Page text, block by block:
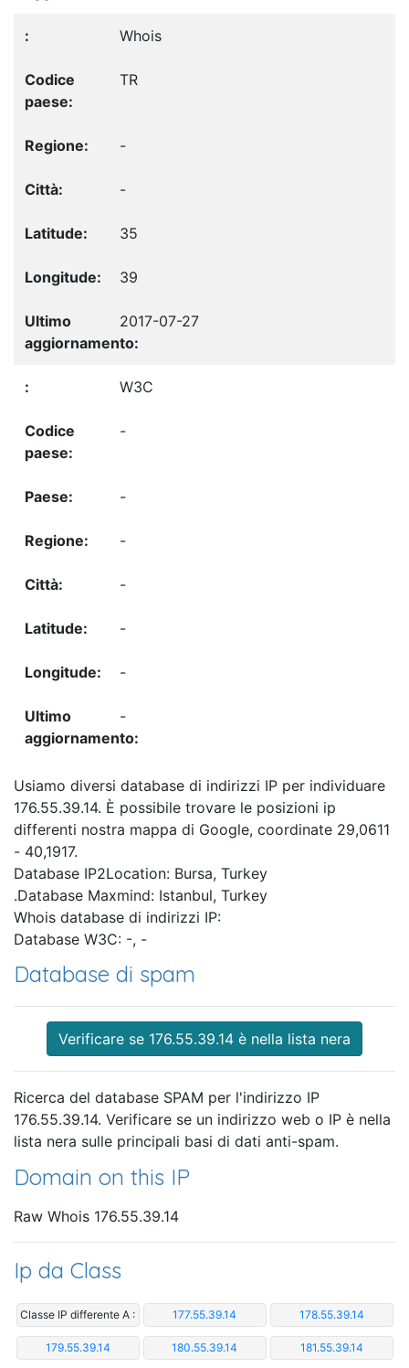
Whois
TR
-
-
35
39
2017-07-27
W3C
-
-
-
-
-
-
-
Usiamo diversi database di indirizzi IP per individuare
176.55.39.14. È possibile trovare le posizioni ip
differenti nostra mappa di Google, coordinate 29,0611
- 40,1917.
Database IP2Location: Bursa, Turkey
.Database Maxmind: Istanbul, Turkey
Whois database di indirizzi IP:
Database W3C: -, -
Database di spam
Verificare se 176.55.39.14 è nella lista nera
Ricerca del database SPAM per l'indirizzo IP
176.55.39.14. Verificare se un indirizzo web o IP è nella
lista nera sulle principali basi di dati anti-spam.
Domain on this IP
Raw Whois 176.55.39.14
Ip da Class
Classe IP differente A : 177.55.39.14 178.55.39.14
179.55.39.14 180.55.39.14 181.55.39.14